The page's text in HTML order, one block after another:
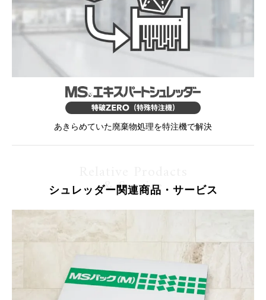
あきらめていた廃棄物処理を特注機で解決
シュレッダー関連商品・サービス
& Service